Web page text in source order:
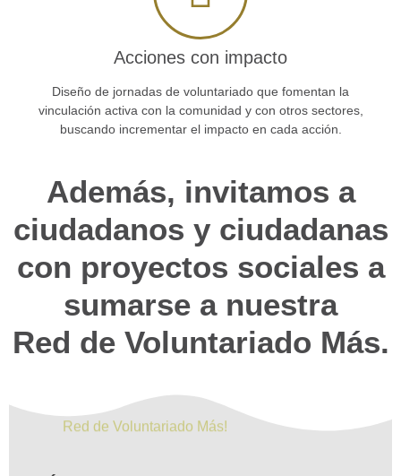
Acciones con impacto
Diseño de jornadas de voluntariado que fomentan la
vinculación activa con la comunidad y con otros sectores,
buscando incrementar el impacto en cada acción.
Además, invitamos a
ciudadanos y ciudadanas
con proyectos sociales a
sumarse a nuestra
Red de Voluntariado Más.
Red de Voluntariado Más!